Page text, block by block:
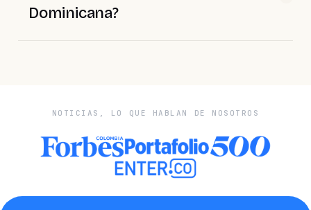
Dominicana?
NOTICIAS, LO QUE HABLAN DE NOSOTROS